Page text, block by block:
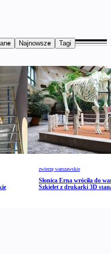
Najnowsze Tagi
zwierzę warszawskie
Słonica Erna wróciła do
Szkielet z drukarki 3D